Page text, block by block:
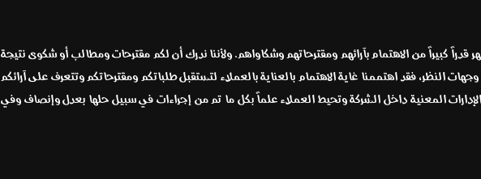
قدراً كبيراً من الاهتمام بآرائهم ومقترحاتهم وشكاواهم. ولأننا ندرك أن لكم مقترحات ومطالب أو شكوى نتيجة
النظر، فقد اهتممنا غاية الاهتمام بالعناية بالعملاء لتستقبل طلباتكم ومقترحاتكم وتتعرف على آرائكم
المعنية داخل الشركة وتحيط العملاء علماً بكل ما تم من إجراءات في سبيل حلها بعدل وإنصاف وفي